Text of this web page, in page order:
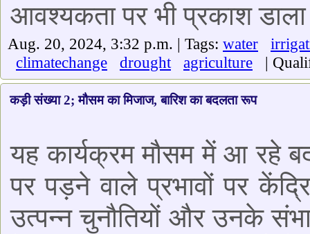
आवश्यकता पर भी प्रकाश
Aug. 20, 2024, 3:32 p.m. | Tags: water
climatechange
drought agriculture |
कड़ी संख्या 2; मौसम का मिजाज, बारिश का बदलता रूप
यह कार्यक्रम मौसम में आ रहे
पर पड़ने वाले प्रभावों पर
उत्पन्न चुनौतियों और उनके